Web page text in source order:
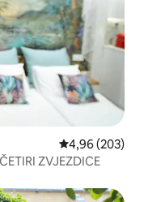
Prosječna
4,96 (203)
ZVJEZDICE